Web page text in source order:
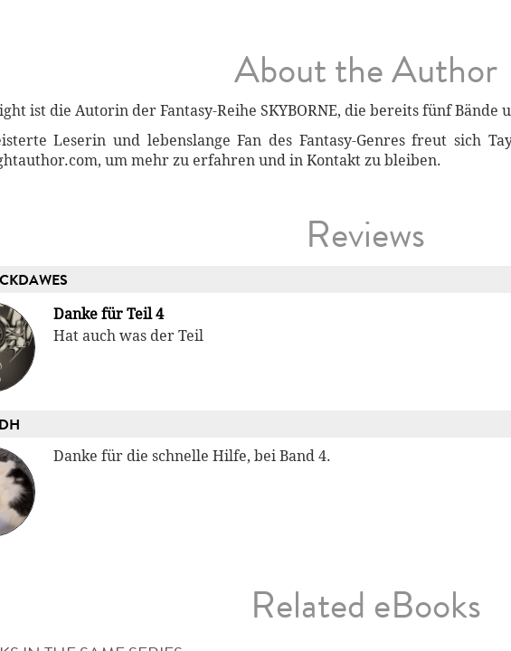
About the Author
ist die Autorin der Fantasy-Reihe SKYBORNE, die bereits fünf Bände
Leserin und lebenslange Fan des Fantasy-Genres freut sich
um mehr zu erfahren und in Kontakt zu bleiben.
Reviews
Danke für Teil 4
Hat auch was der Teil
Danke für die schnelle Hilfe, bei Band 4.
Related eBooks